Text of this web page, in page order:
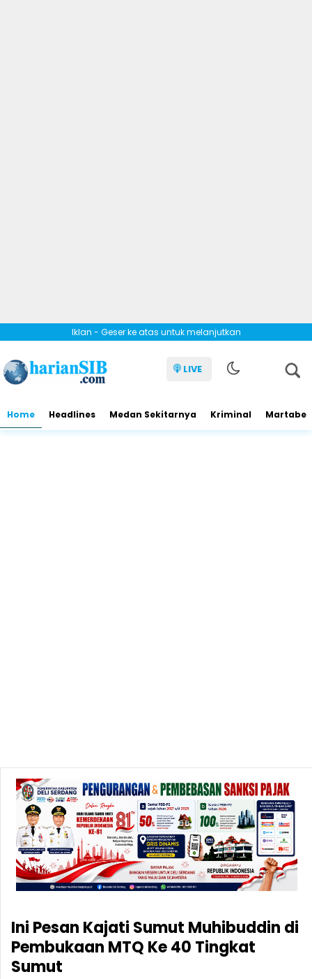
Iklan - Geser ke atas untuk melanjutkan
LIVE
Home Headlines Medan Sekitarnya Kriminal Martabe
Ini Pesan Kajati Sumut Muhibuddin di
Pembukaan MTQ Ke 40 Tingkat
Sumut